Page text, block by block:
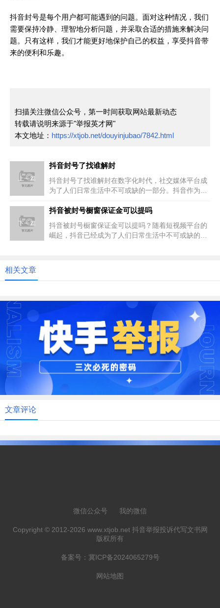
抖音封号是每个用户都可能遇到的问题。面对这种情况，我们
需要保持冷静、理智地分析问题，并采取合适的措施来解决问
题。只有这样，我们才能更好地保护自己的权益，享受抖音带
来的便利和乐趣。
扫描关注微信公众号，第一时间获取网站最新动态
转载请说明来源于"举报英才网"
本文地址： https://xtjob.net/douyinjubao/7842.html
上一篇
抖音封号了找谁解封
抖音封号了找谁解封在数字化时代，社交媒体平台成
为了人们日常生活中不可或缺的一部分。抖音作为一
下一篇
抖音被封号橱窗保证金可以提吗
抖音被封号橱窗保证金可以提吗？随着短视频平台的
崛起，抖音已经成为了人们日常生活中不可或缺的一
相关文章
文章评论
微信公众号 我的微信
Copyright © 2012-2026 www.xtjob.net 抖音举报投诉代写文书网
版权所有
备案号： 冀ICP备2024065279号
网站地图